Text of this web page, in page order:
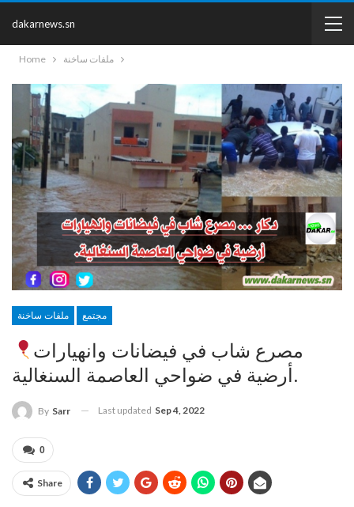
dakarnews.sn
Home ملفات ساخنة
ملفات ساخنة مجتمع
مصرع شاب في فيضانات وانهيارات
أرضية في ضواحي العاصمة السنغالية.
By Sarr Last updated Sep 4, 2022
0
Share